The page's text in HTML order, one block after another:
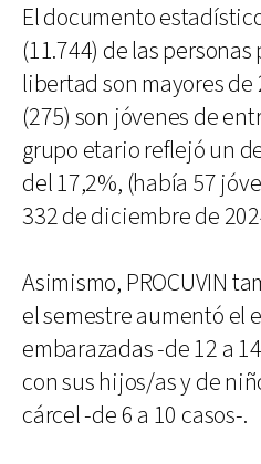
El documento
(11.744) de las
libertad son mayores de
(275) son jóvenes de
grupo etario reflejó un
del 17,2%, (había 57
332 de diciembre de
Asimismo, PROCUVIN
el semestre aumentó el
embarazadas -de 12 a
con sus hijos/as y de
cárcel -de 6 a 10 casos-.